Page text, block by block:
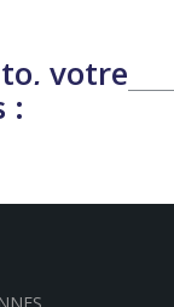
votre
: